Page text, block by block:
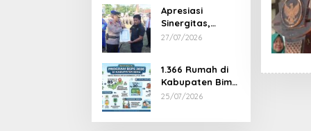
Tindak Tegas
Satu Anggota
via PTDH
Apresiasi
Sinergitas,
Kapolres Bima
kepada Kepala
Desa Nggembe
27/07/2026
1.366 Rumah di
Kabupaten Bima
Terima Bantuan
2026
25/07/2026